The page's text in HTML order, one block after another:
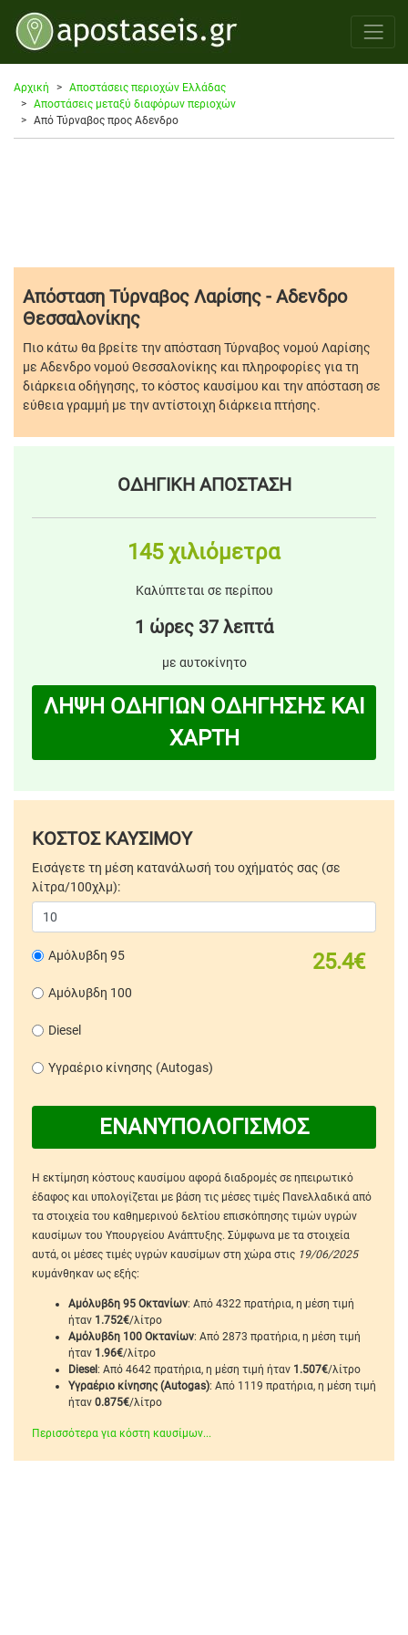
Αρχική
Αποστάσεις περιοχών Ελλάδας
Αποστάσεις μεταξύ διαφόρων περιοχών
Από Τύρναβος προς Αδενδρο
Απόσταση Τύρναβος Λαρίσης - Αδενδρο
Θεσσαλονίκης
Πιο κάτω θα βρείτε την απόσταση Τύρναβος νομού Λαρίσης
με Αδενδρο νομού Θεσσαλονίκης και πληροφορίες για τη
διάρκεια οδήγησης, το κόστος καυσίμου και την απόσταση σε
εύθεια γραμμή με την αντίστοιχη διάρκεια πτήσης.
ΟΔΗΓΙΚΗ ΑΠΟΣΤΑΣΗ
145 χιλιόμετρα
Καλύπτεται σε περίπου
1 ώρες 37 λεπτά
με αυτοκίνητο
ΛΗΨΗ ΟΔΗΓΙΩΝ ΟΔΗΓΗΣΗΣ ΚΑΙ
ΧΑΡΤΗ
ΚΟΣΤΟΣ ΚΑΥΣΙΜΟΥ
Εισάγετε τη μέση κατανάλωσή του οχήματός σας (σε
λίτρα/100χλμ):
25.4€
Αμόλυβδη 95
Αμόλυβδη 100
Diesel
Υγραέριο κίνησης (Autogas)
ΕΝΑΝΥΠΟΛΟΓΙΣΜΟΣ
Η εκτίμηση κόστους καυσίμου αφορά διαδρομές σε ηπειρωτικό
έδαφος και υπολογίζεται με βάση τις μέσες τιμές Πανελλαδικά από
τα στοιχεία του καθημερινού δελτίου επισκόπησης τιμών υγρών
καυσίμων του Υπουργείου Ανάπτυξης. Σύμφωνα με τα στοιχεία
αυτά, οι μέσες τιμές υγρών καυσίμων στη χώρα στις 19/06/2025
κυμάνθηκαν ως εξής:
Αμόλυβδη 95 Οκτανίων: Από 4322 πρατήρια, η μέση τιμή
ήταν 1.752€/λίτρο
Αμόλυβδη 100 Οκτανίων: Από 2873 πρατήρια, η μέση τιμή
ήταν 1.96€/λίτρο
Diesel: Από 4642 πρατήρια, η μέση τιμή ήταν 1.507€/λίτρο
Υγραέριο κίνησης (Autogas): Από 1119 πρατήρια, η μέση τιμή
ήταν 0.875€/λίτρο
Περισσότερα για κόστη καυσίμων...